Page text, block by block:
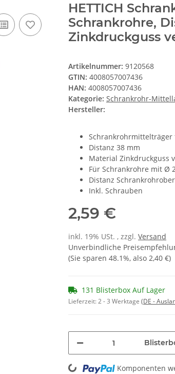
HETTICH
Schrankrohre,
Zinkdruckguss
Artikelnummer: 9120568
GTIN: 4008057007436
HAN: 4008057007436
Kategorie: Schrankrohr-
Hersteller:
Distanz 38 mm
Material Zinkdruckguss
Für Schrankrohre mit Ø
Distanz
Inkl. Schrauben
2,59 €
inkl. 19% USt. , zzgl. Versand
Unverbindliche
(Sie sparen 48.1%, also 2,40 €)
131 Blisterbox Auf Lager
Lieferzeit:2 - 3 Werktage (DE -
Loading... Komponenten